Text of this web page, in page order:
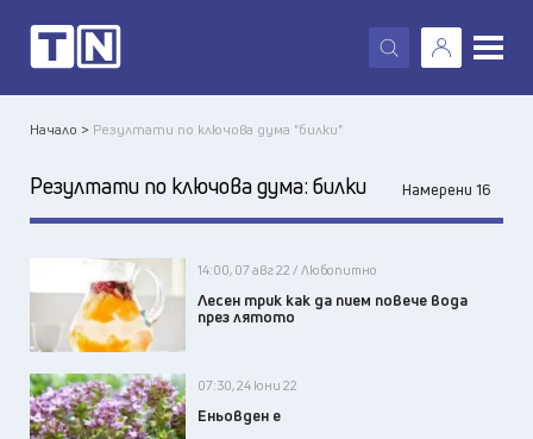
X
Начало > Резултати по ключова дума "билки"
Резултати по ключова дума: билки Намерени 16
14:00, 07 авг 22 / Любопитно
Лесен трик как да пием повече вода
през лятото
07:30, 24 юни 22
Еньовден е